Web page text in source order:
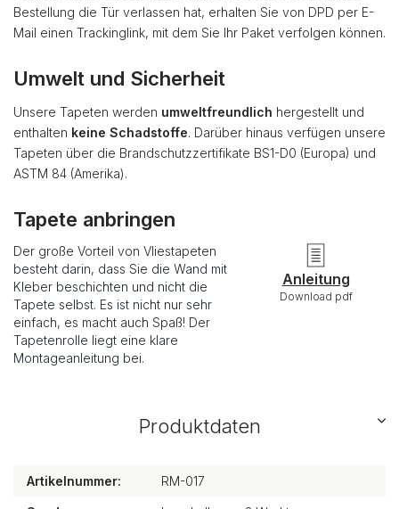
Bestellung die Tür verlassen hat, erhalten Sie von DPD per E-
Mail einen Trackinglink, mit dem Sie Ihr Paket verfolgen können.
Umwelt und Sicherheit
Unsere Tapeten werden umweltfreundlich hergestellt und
enthalten keine Schadstoffe. Darüber hinaus verfügen unsere
Tapeten über die Brandschutzzertifikate BS1-D0 (Europa) und
ASTM 84 (Amerika).
Tapete anbringen
Der große Vorteil von Vliestapeten
besteht darin, dass Sie die Wand mit
Kleber beschichten und nicht die
Tapete selbst. Es ist nicht nur sehr
einfach, es macht auch Spaß! Der
Tapetenrolle liegt eine klare
Montageanleitung bei.
Anleitung
Download pdf
Produktdaten
Artikelnummer: RM-017